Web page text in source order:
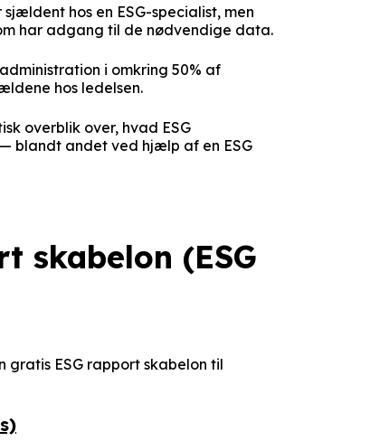
hos en ESG-specialist, men
har adgang til de nødvendige data.
i omkring 50% af
hos ledelsen.
overblik over, hvad ESG
blandt andet ved hjælp af en ESG
skabelon (ESG
ESG rapport skabelon til